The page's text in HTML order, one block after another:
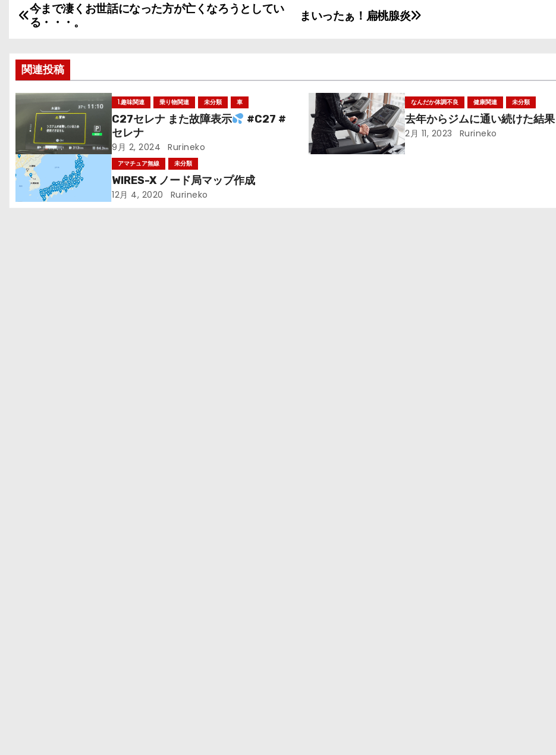
投
ナ
ビ
ゲ
ー
シ
ョ
まいったぁ！扁桃腺炎
今まで凄くお世話になった方が亡くなろうとしてい
る・・・。
関連投稿
1.趣味関連 乗り物関連 未分類 車
C27セレナ また故障表示
#C27 #
セレナ
9月 2, 2024 Rurineko
なんだか体調不良 健康関連 未分類
去年からジムに通い続けた結果
2月 11, 2023 Rurineko
アマチュア無線 未分類
WIRES-X ノード局マップ作成
12月 4, 2020 Rurineko